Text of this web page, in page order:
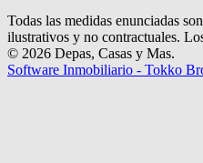
Todas las medidas enunciadas
ilustrativos y no contractuales.
© 2026 Depas, Casas y Mas.
Software Inmobiliario - Tokko